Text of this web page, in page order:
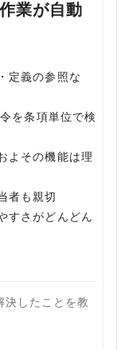
業が自動
定義の参照な
を条項単位で検
よその機能は理
者も親切
すさがどんどん
決したことを教